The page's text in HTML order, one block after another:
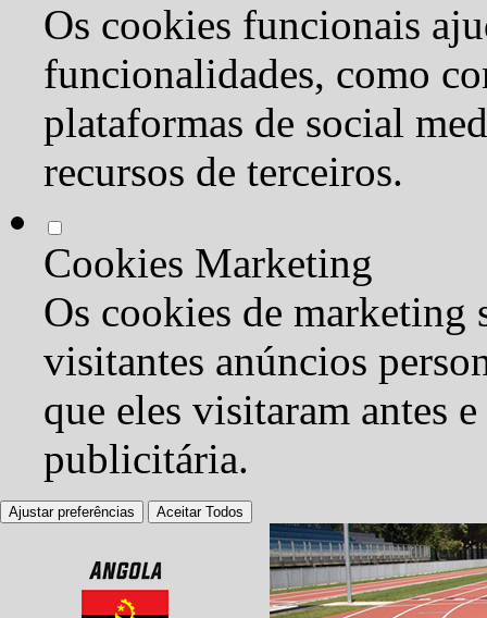
Os cookies funcionais
funcionalidades, como
plataformas de social
recursos de terceiros.
Cookies Marketing
Os cookies de marketing
visitantes anúncios
que eles visitaram antes
publicitária.
Ajustar preferências Aceitar Todos